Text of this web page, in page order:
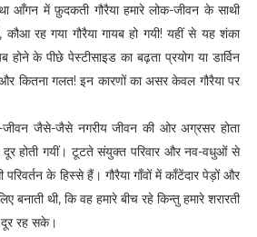
आँगन में फ़ुदकती गौरैया हमारे लोक-जीवन के साथी
कौआ रह गया गौरैया गायब हो गयी! यहीं से यह शंका
होने के पीछे पेस्टीसाइड का बढ़ता प्रयोग या डार्विन
और कितना गलत! इन कारणों का असर केवल गौरैया पर
जीवन जैसे-जैसे नगरीय जीवन की ओर अग्रसर होता
होती गयीं। टूटते संयुक्त परिवार और नव-वधुओं से
के हिस्से हैं। गौरैया गाँवों में काँटेंदार पेड़ों और
बनाती थी, कि वह हमारे बीच रहे किन्तु हमारे शरारती
दूर रह सके।